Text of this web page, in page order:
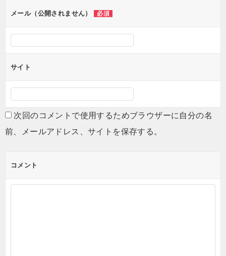
メール（公開されません） 必須
サイト
次回のコメントで使用するためブラウザーに自分の名
前、メールアドレス、サイトを保存する。
コメント